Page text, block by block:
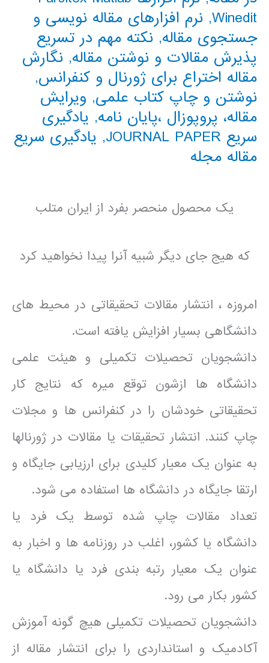
Winedit
, نرم افزارهای مقاله نویسی و
جستجوی مقاله, نکته مهم در تسریع
پذیرش مقالات و نوشتن مقاله, نگارش
مقاله اختراع برای ژورنال و کنفرانس,
نوشتن و چاپ کتاب علمی, ویرایش
مقاله، پروپوزال ،پایان نامه, یادگیری
سریع JOURNAL PAPER
, یادگیری سریع
مقاله مجله
یک محصول منحصر بفرد از ایران متلب
که هیج جای دیگر شبیه آنرا پیدا نخواهید کرد
امروزه ، انتشار مقالات تحقیقاتی در محیط های
دانشگاهی بسیار افزایش یافته است.
دانشجویان تحصیلات تکمیلی و هیئت علمی
دانشگاه ها ازشون توقع میره که نتایج کار
تحقیقاتی خودشان را در کنفرانس ها و مجلات
چاپ کنند. انتشار تحقیقات یا مقالات در ژورنالها
به عنوان یک معیار کلیدی برای ارزیابی جایگاه و
ارتقا جایگاه در دانشگاه ها استفاده می شود.
تعداد مقالات چاپ شده توسط یک فرد یا
دانشگاه یا کشور، اغلب در روزنامه ها و اخبار به
عنوان یک معیار رتبه بندی فرد یا دانشگاه یا
کشور بکار می رود.
دانشجویان تحصیلات تکمیلی هیچ گونه آموزش
آکادمیک و استانداردی را برای انتشار مقاله از